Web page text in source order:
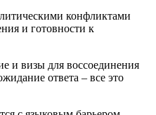
конфликтами
и готовности к
и визы для воссоединения
ответа – все это